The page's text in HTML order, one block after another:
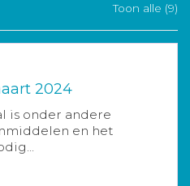
Toon alle (9)
2024
is onder andere
en het